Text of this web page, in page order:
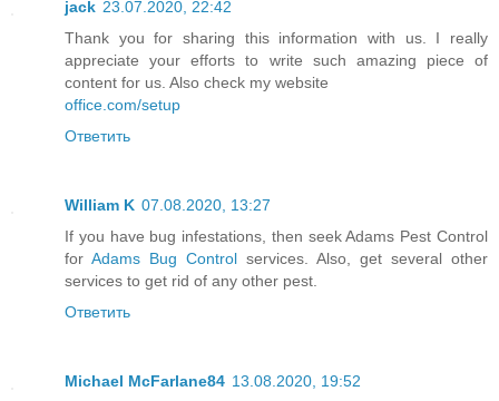
jack 23.07.2020, 22:42
Thank you for sharing this information with us. I really
appreciate your efforts to write such amazing piece of
content for us. Also check my website
office.com/setup
Ответить
William K 07.08.2020, 13:27
If you have bug infestations, then seek Adams Pest Control
for Adams Bug Control services. Also, get several other
services to get rid of any other pest.
Ответить
Michael McFarlane84 13.08.2020, 19:52